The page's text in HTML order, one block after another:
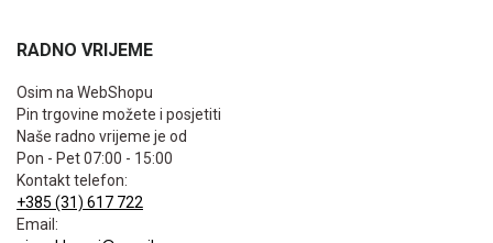
RADNO VRIJEME
Osim na WebShopu
Pin trgovine možete i posjetiti
Naše radno vrijeme je od
Pon - Pet 07:00 - 15:00
Kontakt telefon:
+385 (31) 617 722
Email: